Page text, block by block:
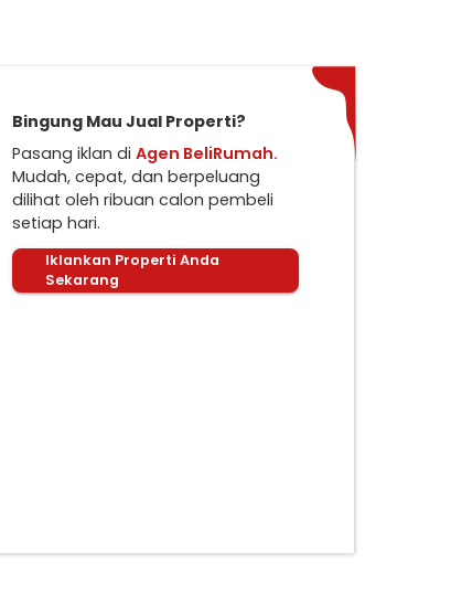
Bingung Mau Jual Properti?
Pasang iklan di Agen BeliRumah.
Mudah, cepat, dan berpeluang
dilihat oleh ribuan calon pembeli
setiap hari.
Iklankan Properti Anda
Sekarang